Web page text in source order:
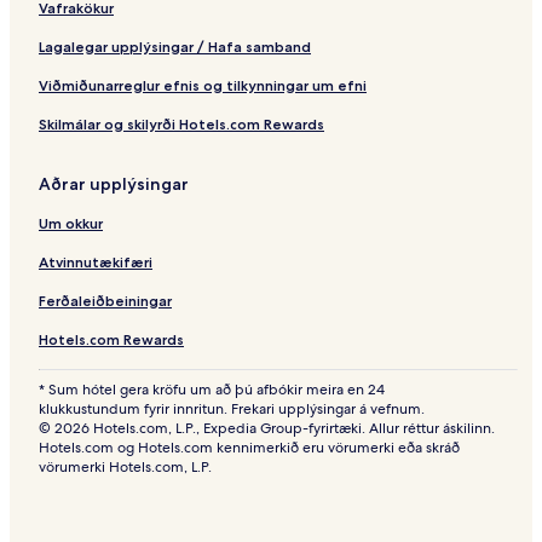
n
t
Vafrakökur
Lagalegar upplýsingar / Hafa samband
Viðmiðunarreglur efnis og tilkynningar um efni
Skilmálar og skilyrði Hotels.com Rewards
Aðrar upplýsingar
Um okkur
Atvinnutækifæri
Ferðaleiðbeiningar
Hotels.com Rewards
* Sum hótel gera kröfu um að þú afbókir meira en 24
klukkustundum fyrir innritun. Frekari upplýsingar á vefnum.
© 2026 Hotels.com, L.P., Expedia Group-fyrirtæki. Allur réttur áskilinn.
Hotels.com og Hotels.com kennimerkið eru vörumerki eða skráð
vörumerki Hotels.com, L.P.